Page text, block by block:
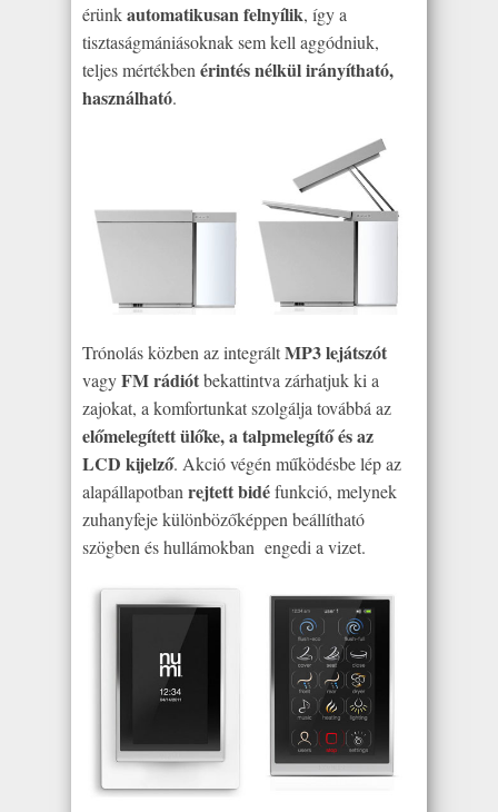
érünkautomatikusan felnyílik, így a
tisztaságmániásoknak sem kell aggódniuk,
teljes mértékben érintés nélkül irányítható,
használható.
Trónolás közben az integráltMP3 lejátszót
vagyFM rádiótbekattintva zárhatjuk ki a
zajokat, a komfortunkat szolgálja továbbá az
előmelegített ülőke, a talpmelegítő és az
LCD kijelző. Akció végén működésbe lép az
alapállapotban rejtett bidéfunkció, melynek
zuhanyfeje különbözőképpen beállítható
szögben és hullámokban engedi a vizet.